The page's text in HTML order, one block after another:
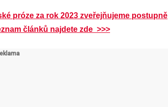
próze za rok 2023 zveřejňujeme postupně
článků najdete zde >>>